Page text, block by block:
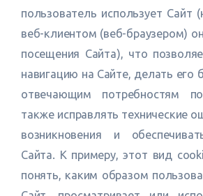
пользователь использует Сайт
веб-клиентом (веб-браузером)
посещения Сайта), что
навигацию на Сайте, делать его
отвечающим потребностям
также исправлять технические
возникновения и
Сайта. К примеру, этот вид
понять, каким образом